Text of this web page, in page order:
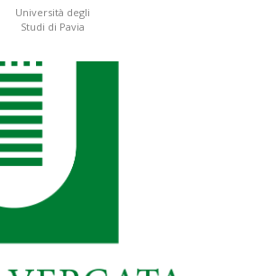
Università degli
Studi di Pavia